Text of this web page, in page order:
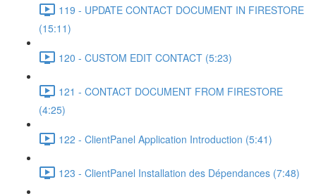
119 - UPDATE CONTACT DOCUMENT IN FIRESTORE
(15:11)
120 - CUSTOM EDIT CONTACT (5:23)
121 - CONTACT DOCUMENT FROM FIRESTORE
(4:25)
122 - ClientPanel Application Introduction (5:41)
123 - ClientPanel Installation des Dépendances (7:48)